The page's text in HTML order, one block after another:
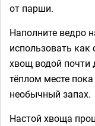
от парши.
Наполните ведро
использовать
хвощ водой почти
тёплом месте
необычный запах.
Настой хвоща